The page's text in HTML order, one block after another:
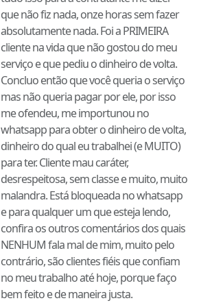
que não fiz nada, onze horas sem fazer
absolutamente nada. Foi a PRIMEIRA
cliente na vida que não gostou do meu
serviço e que pediu o dinheiro de volta.
Concluo então que você queria o serviço
mas não queria pagar por ele, por isso
me ofendeu, me importunou no
whatsapp para obter o dinheiro de volta,
dinheiro do qual eu trabalhei (e MUITO)
para ter. Cliente mau caráter,
desrespeitosa, sem classe e muito, muito
malandra. Está bloqueada no whatsapp
e para qualquer um que esteja lendo,
confira os outros comentários dos quais
NENHUM fala mal de mim, muito pelo
contrário, são clientes fiéis que confiam
no meu trabalho até hoje, porque faço
bem feito e de maneira justa.